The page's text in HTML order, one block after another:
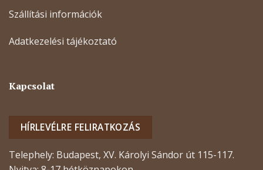
Szállítási információk
Adatkezelési tájékoztató
Kapcsolat
HÍRLEVÉLRE FELIRATKOZÁS
Telephely: Budapest, XV. Károlyi Sándor út 115-117.